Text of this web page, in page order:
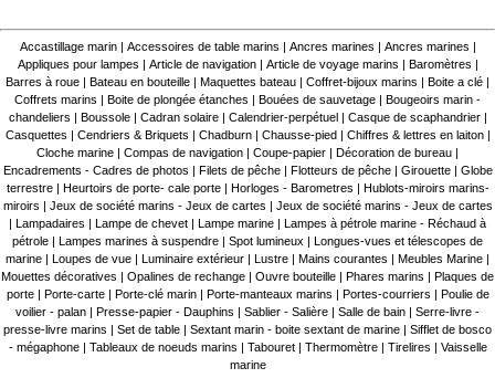
Accastillage marin| Accessoires de table marins | Ancres marines | Ancres marines |
Appliques pour lampes | Article de navigation| Article de voyage marins | Baromètres |
Barres à roue | Bateau en bouteille | Maquettes bateau | Coffret-bijoux marins | Boite a clé |
Coffrets marins | Boite de plongée étanches | Bouées de sauvetage | Bougeoirs marin -
chandeliers | Boussole| Cadran solaire| Calendrier-perpétuel| Casque de scaphandrier|
Casquettes | Cendriers & Briquets | Chadburn| Chausse-pied| Chiffres & lettres en laiton|
Cloche marine | Compas de navigation | Coupe-papier | Décoration de bureau |
Encadrements - Cadres de photos | Filets de pêche| Flotteurs de pêche| Girouette| Globe
terrestre| Heurtoirs de porte- cale porte| Horloges - Barometres | Hublots-miroirs marins-
miroirs | Jeux de société marins - Jeux de cartes | Jeux de société marins - Jeux de cartes
| Lampadaires | Lampe de chevet | Lampe marine | Lampes à pétrole marine - Réchaud à
pétrole | Lampes marines à suspendre | Spot lumineux | Longues-vues et télescopes de
marine | Loupes de vue | Luminaire extérieur | Lustre | Mains courantes | Meubles Marine |
Mouettes décoratives | Opalines de rechange | Ouvre bouteille | Phares marins | Plaques de
porte| Porte-carte| Porte-clé marin | Porte-manteaux marins | Portes-courriers | Poulie de
voilier - palan | Presse-papier - Dauphins | Sablier - Salière | Salle de bain | Serre-livre -
presse-livre marins | Set de table | Sextant marin - boite sextant de marine | Sifflet de bosco
- mégaphone| Tableaux de noeuds marins | Tabouret| Thermomètre| Tirelires | Vaisselle
marine